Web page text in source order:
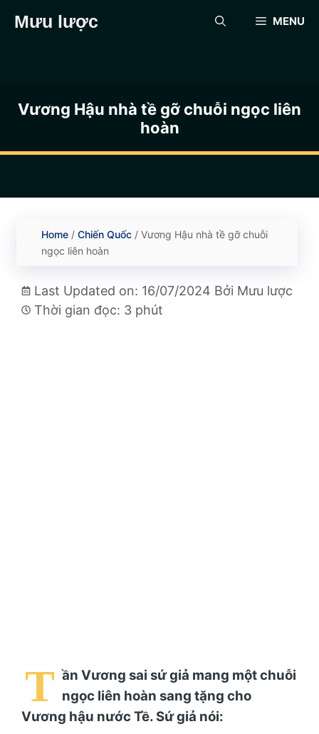
đếnMưu lược MENU
Vương Hậu nhà tề gỡ chuỗi ngọc liên
hoàn
Home / Chiến Quốc / Vương Hậu nhà tề gỡ chuỗi
ngọc liên hoàn
Last Updated on: 16/07/2024 Bởi Mưu lược
Thời gian đọc: 3 phút
T ần Vương sai sứ giả mang một chuỗi
ngọc liên hoàn sang tặng cho
Vương hậu nước Tề. Sứ giả nói: